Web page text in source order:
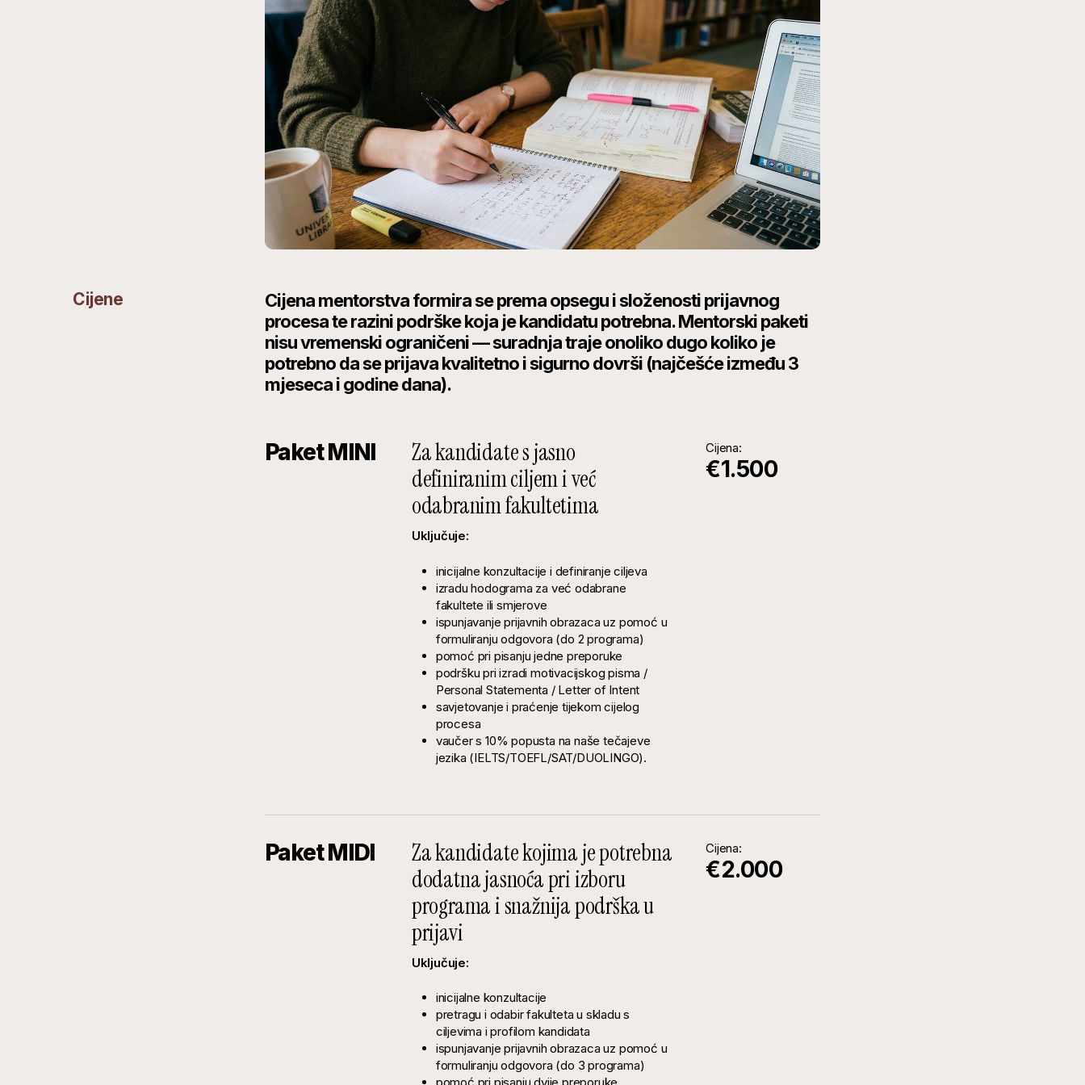
Cijene
Cijena mentorstva formira se prema opsegu i složenosti prijavnog
procesa te razini podrške koja je kandidatu potrebna. Mentorski paketi
nisu vremenski ograničeni — suradnja traje onoliko dugo koliko je
potrebno da se prijava kvalitetno i sigurno dovrši (najčešće između 3
mjeseca i godine dana).
Paket MINI
Za kandidate s jasno
definiranim ciljem i već
odabranim fakultetima
Uključuje:
inicijalne konzultacije i definiranje ciljeva
izradu hodograma za već odabrane
fakultete ili smjerove
ispunjavanje prijavnih obrazaca uz pomoć u
formuliranju odgovora (do 2 programa)
pomoć pri pisanju jedne preporuke
podršku pri izradi motivacijskog pisma /
Personal Statementa / Letter of Intent
savjetovanje i praćenje tijekom cijelog
procesa
vaučer s 10% popusta na naše tečajeve
jezika (IELTS/TOEFL/SAT/DUOLINGO).
Cijena:
€1.500
Paket MIDI
Za kandidate kojima je potrebna
dodatna jasnoća pri izboru
programa i snažnija podrška u
prijavi
Uključuje:
inicijalne konzultacije
pretragu i odabir fakulteta u skladu s
ciljevima i profilom kandidata
ispunjavanje prijavnih obrazaca uz pomoć u
formuliranju odgovora (do 3 programa)
Cijena:
€2.000